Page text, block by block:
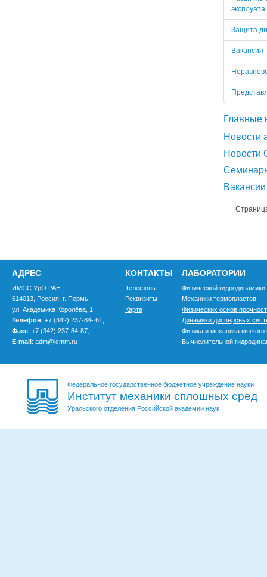
Защита
Вакансия
Главные
Новости
СМИ о
Новости
Новости
Новости
Вакансии
АДРЕС
ИМСС УрО РАН
614013, Россия, г. Пермь,
ул. Академика Королёва, 1
Телефон: +7 (342) 237-84- 61;
Факс: +7 (342) 237-84-87;
E-mail: adm@icmm.ru
КОНТАКТЫ
Телефоны
Реквизиты
Карта
ЛАБОРАТОРИИ
Физической гидродинамики
Механики термопластов
Физических основ
Динамики дисперсных
Физика и механика
Вычислительной
Федеральное государственное бюджетное учреждение науки
Институт механики сплошных сред
Уральского отделения Российской академии наук